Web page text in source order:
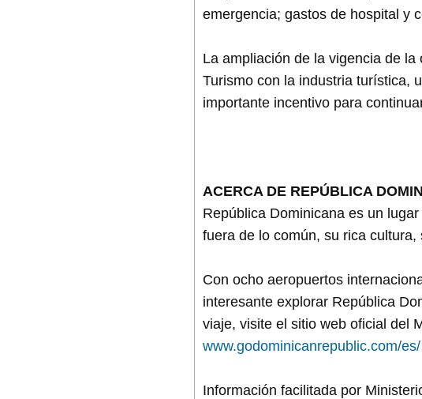
emergencia; gastos de hospital y
La ampliación de la vigencia de
Turismo con la industria turística,
importante incentivo para
ACERCA DE REPÚBLICA
República Dominicana es un
fuera de lo común, su rica
Con ocho aeropuertos
interesante explorar República
viaje, visite el sitio web oficial del
www.godominicanrepublic.com/es/
Información facilitada por